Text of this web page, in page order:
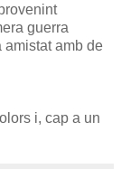
guerra
amistat amb de
i, cap a un